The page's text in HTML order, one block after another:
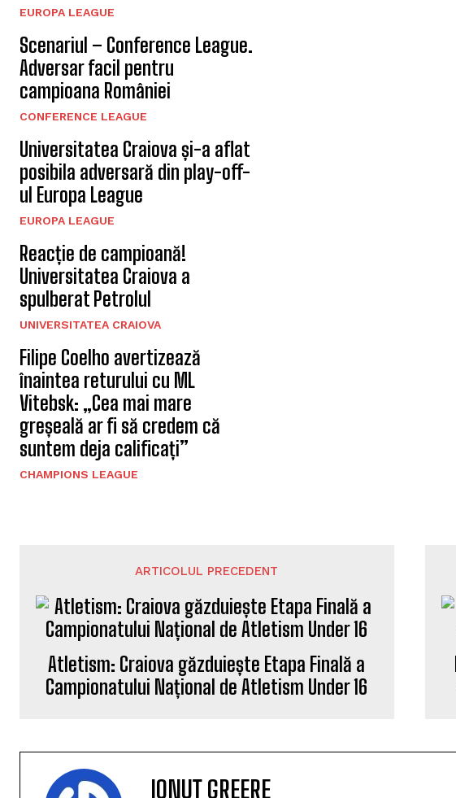
EUROPA LEAGUE
Scenariul – Conference League.
Adversar facil pentru
campioana României
CONFERENCE LEAGUE
Universitatea Craiova și-a aflat
posibila adversară din play-off-
ul Europa League
EUROPA LEAGUE
Reacție de campioană!
Universitatea Craiova a
spulberat Petrolul
UNIVERSITATEA CRAIOVA
Filipe Coelho avertizează
înaintea returului cu ML
Vitebsk: „Cea mai mare
greșeală ar fi să credem că
suntem deja calificați”
CHAMPIONS LEAGUE
ARTICOLUL PRECEDENT
Atletism: Craiova găzduiește Etapa Finală a
Campionatului Național de Atletism Under 16
IONUȚ GREERE